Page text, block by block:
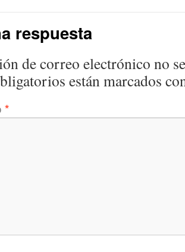
respuesta
de correo electrónico no
están marcados
*